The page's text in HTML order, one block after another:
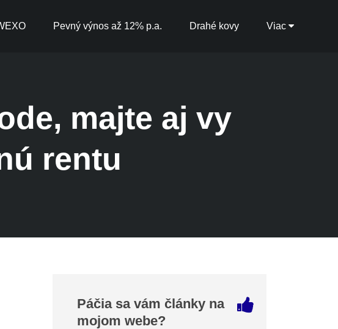
Pevný výnos až 12% p.a. Drahé kovy Viac
majte aj vy
rentu
Páčia sa vám články na
mojom webe?